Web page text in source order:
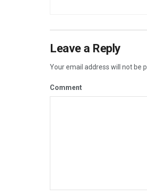
Leave a Reply
Your email address will not be
Comment